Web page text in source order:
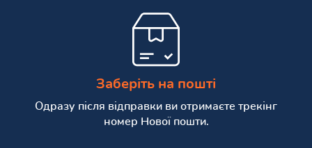
Заберіть на пошті
Одразу після відправки ви отримаєте трекінг
номер Нової пошти.